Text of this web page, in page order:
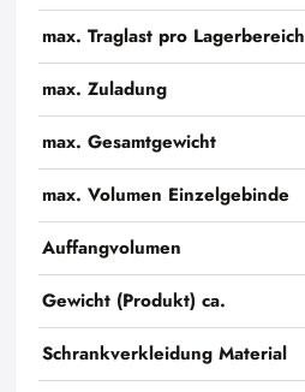
max. Traglast pro Lagerbereich
max. Zuladung
max. Gesamtgewicht
max. Volumen Einzelgebinde
Auffangvolumen
Gewicht (Produkt) ca.
Schrankverkleidung Material